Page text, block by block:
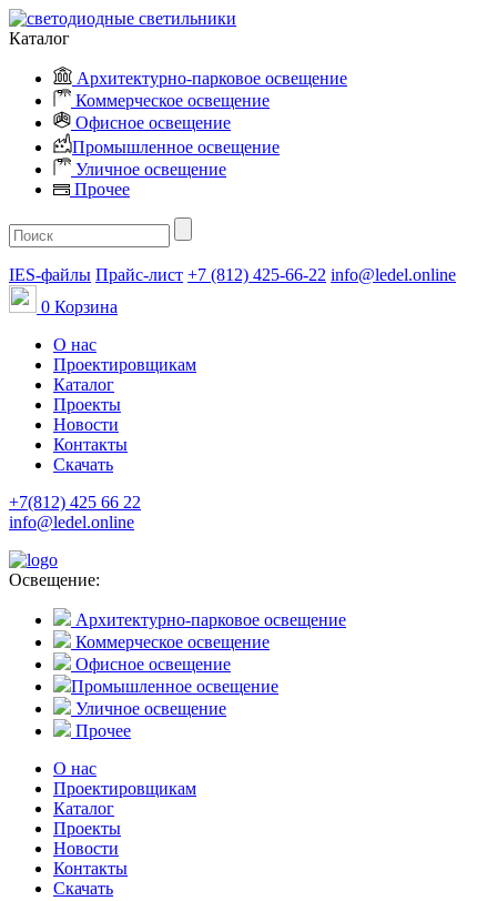
Каталог
Архитектурно-парковое освещение
Коммерческое освещение
Офисное освещение
Промышленное освещение
Уличное освещение
Прочее
IES-файлы Прайс-лист +7 (812) 425-66-22 info@ledel.online
0 Корзина
О нас
Проектировщикам
Каталог
Проекты
Новости
Контакты
Скачать
+7(812) 425 66 22
info@ledel.online
Освещение:
Архитектурно-парковое освещение
Коммерческое освещение
Офисное освещение
Промышленное освещение
Уличное освещение
Прочее
О нас
Проектировщикам
Каталог
Проекты
Новости
Контакты
Скачать